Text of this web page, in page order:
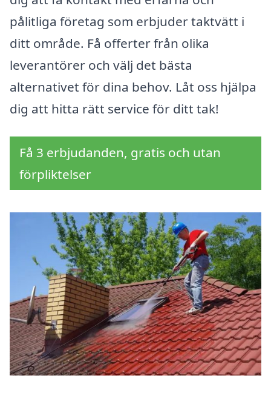
pålitliga företag som erbjuder taktvätt i
ditt område. Få offerter från olika
leverantörer och välj det bästa
alternativet för dina behov. Låt oss hjälpa
dig att hitta rätt service för ditt tak!
Få 3 erbjudanden, gratis och utan
förpliktelser